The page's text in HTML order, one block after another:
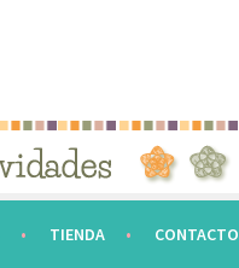
TIENDA CONTACTO